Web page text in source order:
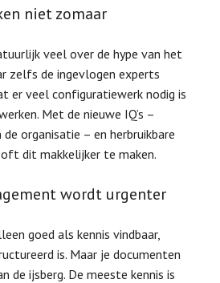
niet zomaar
veel over de hype van het
zelfs de ingevlogen experts
er veel configuratiewerk nodig is
Met de nieuwe IQ’s –
organisatie – en herbruikbare
dit makkelijker te maken.
wordt urgenter
goed als kennis vindbaar,
is. Maar je documenten
de ijsberg. De meeste kennis is